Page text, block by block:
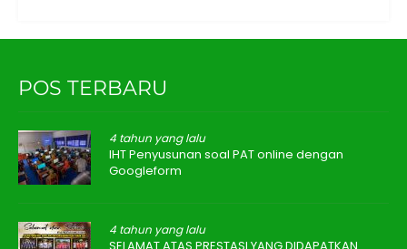
POS TERBARU
4 tahun yang lalu
IHT Penyusunan soal PAT online dengan
Googleform
4 tahun yang lalu